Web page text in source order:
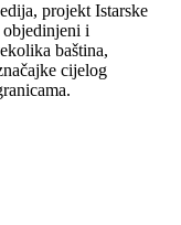
projekt Istarske
i
baština,
cijelog